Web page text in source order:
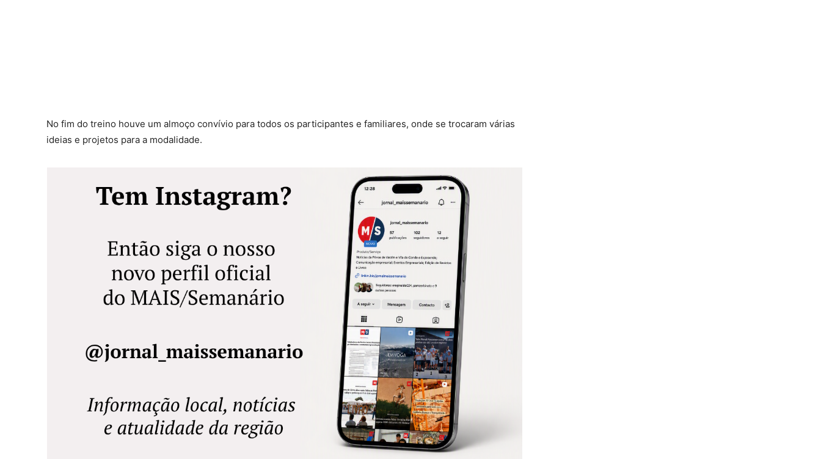
No fim do treino houve um almoço convívio para todos os participantes e familiares, onde se trocaram várias
ideias e projetos para a modalidade.